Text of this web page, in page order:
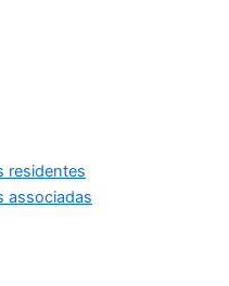
residentes
associadas